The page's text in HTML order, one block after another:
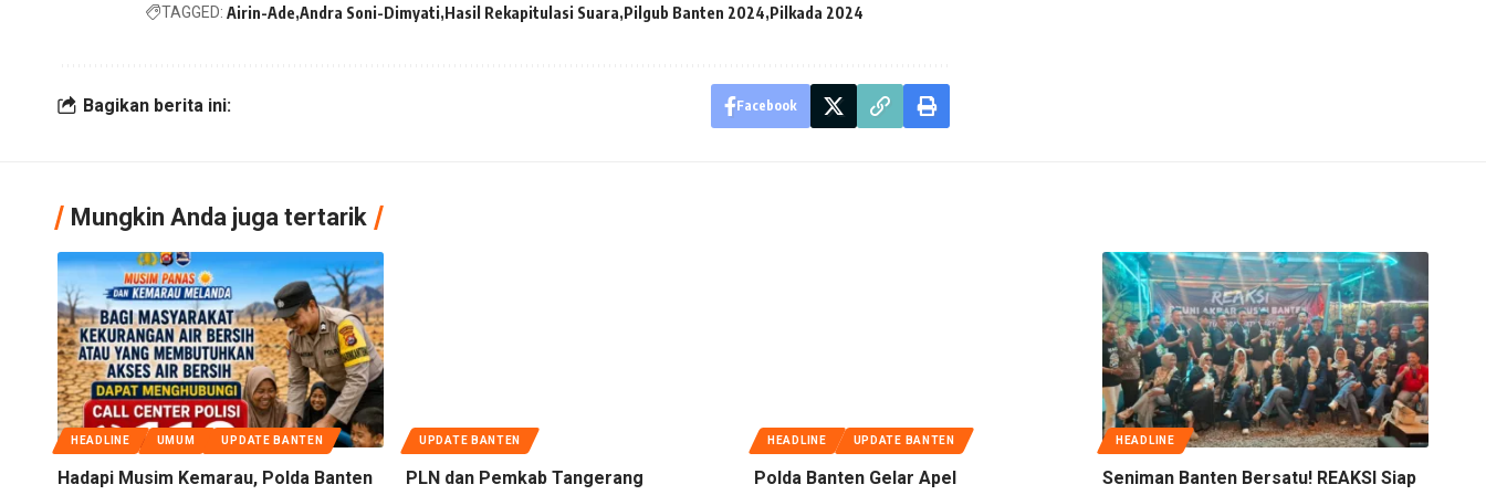
TAGGED: Airin-Ade Andra Soni-Dimyati Hasil Rekapitulasi Suara Pilgub Banten 2024 Pilkada 2024
Bagikan berita ini: Facebook
Mungkin Anda juga tertarik
HEADLINE UMUM UPDATE BANTEN
Hadapi Musim Kemarau, Polda Banten
UPDATE BANTEN
PLN dan Pemkab Tangerang
HEADLINE UPDATE BANTEN
Polda Banten Gelar Apel
HEADLINE
Seniman Banten Bersatu! REAKSI Siap